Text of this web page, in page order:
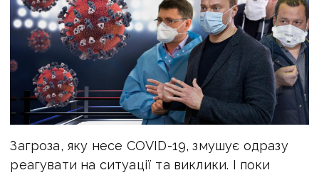
Загроза, яку несе COVID-19, змушує одразу
реагувати на ситуації та виклики. І поки